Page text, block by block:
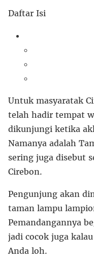
Daftar Isi
Untuk masyaratak
telah hadir tempat
dikunjungi ketika
Namanya adalah
sering juga disebut
Cirebon.
Pengunjung akan
taman lampu
Pemandangannya
jadi cocok juga
Anda loh.